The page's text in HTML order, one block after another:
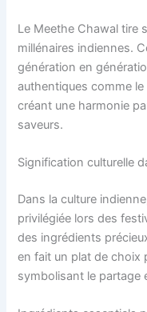
Le Meethe Chawal tire
millénaires indiennes.
génération en
authentiques comme
créant une harmonie
saveurs.
Signification culturelle
Dans la culture
privilégiée lors des
des ingrédients
en fait un plat de choix
symbolisant le partage